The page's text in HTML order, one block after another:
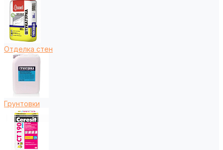
Отделка стен
Грунтовки